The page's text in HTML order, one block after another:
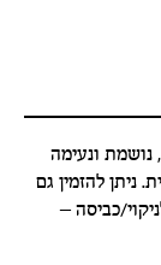
נושמת ונעימה
ניתן להזמין גם
כביסה –